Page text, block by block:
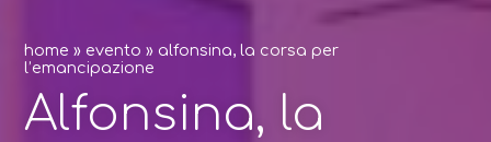
home » evento » alfonsina, la corsa per
l’emancipazione
Alfonsina, la